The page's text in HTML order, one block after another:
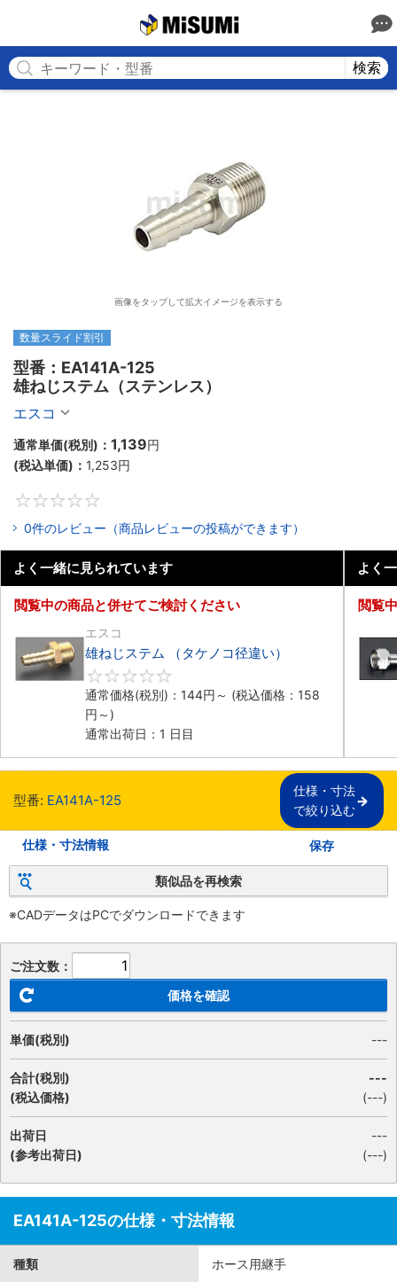
検索
画像をタップして拡大イメージを表示する
数量スライド割引
型番：EA141A-125
雄ねじステム（ステンレス）
エスコ
通常単価(税別)： 1,139円
(税込単価)： 1,253円
0件のレビュー（商品レビューの投稿ができます）
よく一緒に見られています
閲覧中の商品と併せてご検討ください
エスコ
雄ねじステム （タケノコ径違い）
通常価格(税別)： 144円 ～ (税込価格： 158
円 ～)
通常出荷日：1 日目
よく
閲覧
型番: EA141A-125
仕様・寸法
で絞り込む
仕様・寸法情報 保存
類似品を再検索
※CADデータはPCでダウンロードできます
ご注文数：
価格を確認
単価(税別) ---
合計(税別)
(税込価格)
---
(---)
出荷日
(参考出荷日)
---
(---)
EA141A-125の仕様・寸法情報
種類 ホース用継手